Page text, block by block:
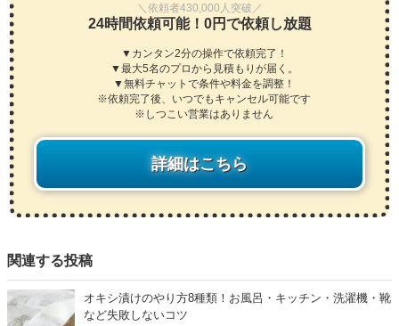
＼依頼者430,000人突破／
24時間依頼可能！0円で依頼し放題
▼カンタン2分の操作で依頼完了！
▼最大5名のプロから見積もりが届く。
▼無料チャットで条件や料金を調整！
※依頼完了後、いつでもキャンセル可能です
※しつこい営業はありません
詳細はこちら
関連する投稿
オキシ漬けのやり方8種類！お風呂・キッチン・洗濯機・靴
など失敗しないコツ